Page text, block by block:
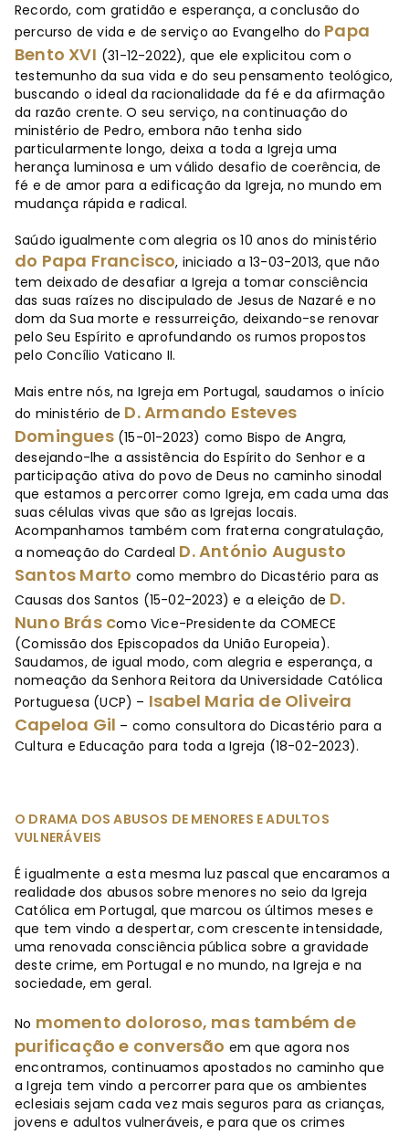
Recordo, com gratidão e esperança, a conclusão do
percurso de vida e de serviço ao Evangelho do Papa
Bento XVI (31-12-2022), que ele explicitou com o
testemunho da sua vida e do seu pensamento teológico,
buscando o ideal da racionalidade da fé e da afirmação
da razão crente. O seu serviço, na continuação do
ministério de Pedro, embora não tenha sido
particularmente longo, deixa a toda a Igreja uma
herança luminosa e um válido desafio de coerência, de
fé e de amor para a edificação da Igreja, no mundo em
mudança rápida e radical.
Saúdo igualmente com alegria os 10 anos do ministério
do Papa Francisco, iniciado a 13-03-2013, que não
tem deixado de desafiar a Igreja a tomar consciência
das suas raízes no discipulado de Jesus de Nazaré e no
dom da Sua morte e ressurreição, deixando-se renovar
pelo Seu Espírito e aprofundando os rumos propostos
pelo Concílio Vaticano II.
Mais entre nós, na Igreja em Portugal, saudamos o início
do ministério de D. Armando Esteves
Domingues (15-01-2023) como Bispo de Angra,
desejando-lhe a assistência do Espírito do Senhor e a
participação ativa do povo de Deus no caminho sinodal
que estamos a percorrer como Igreja, em cada uma das
suas células vivas que são as Igrejas locais.
Acompanhamos também com fraterna congratulação,
a nomeação do Cardeal D. António Augusto
Santos Marto como membro do Dicastério para as
Causas dos Santos (15-02-2023) e a eleição de D.
Nuno Brás como Vice-Presidente da COMECE
(Comissão dos Episcopados da União Europeia).
Saudamos, de igual modo, com alegria e esperança, a
nomeação da Senhora Reitora da Universidade Católica
Portuguesa (UCP) – Isabel Maria de Oliveira
Capeloa Gil – como consultora do Dicastério para a
Cultura e Educação para toda a Igreja (18-02-2023).
O DRAMA DOS ABUSOS DE MENORES E ADULTOS
VULNERÁVEIS
É igualmente a esta mesma luz pascal que encaramos a
realidade dos abusos sobre menores no seio da Igreja
Católica em Portugal, que marcou os últimos meses e
que tem vindo a despertar, com crescente intensidade,
uma renovada consciência pública sobre a gravidade
deste crime, em Portugal e no mundo, na Igreja e na
sociedade, em geral.
No momento doloroso, mas também de
purificação e conversão em que agora nos
encontramos, continuamos apostados no caminho que
a Igreja tem vindo a percorrer para que os ambientes
eclesiais sejam cada vez mais seguros para as crianças,
jovens e adultos vulneráveis, e para que os crimes